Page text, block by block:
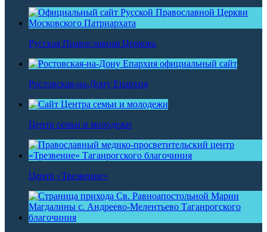
Русская Православная Церковь
Ростовская-на-Дону Епархия
Центр семьи и молодежи
Центр «Трезвение»